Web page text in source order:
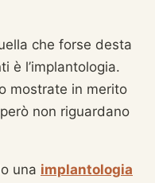
che forse desta
è l’implantologia.
mostrate in merito
non riguardano
una implantologia